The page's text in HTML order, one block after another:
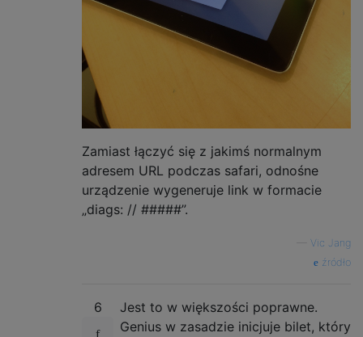
Zamiast łączyć się z jakimś normalnym
adresem URL podczas safari, odnośne
urządzenie wygeneruje link w formacie
„diags: // #####”.
Vic Jang
źródło
6
Jest to w większości poprawne.
Genius w zasadzie inicjuje bilet, który